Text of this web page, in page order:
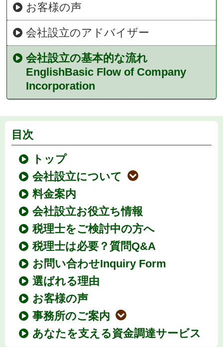
お客様の声
会社設立のアドバイザー
会社設立の基本的な流れ
EnglishBasic Flow of Company
Incorporation
目次
トップ
会社設立について
料金案内
会社設立お役立ち情報
税理士をご検討中の方へ
税理士は必要？質問Q&A
お問い合わせInquiry Form
選ばれる理由
お客様の声
事務所のご案内
あなたを支える資金調達サービス